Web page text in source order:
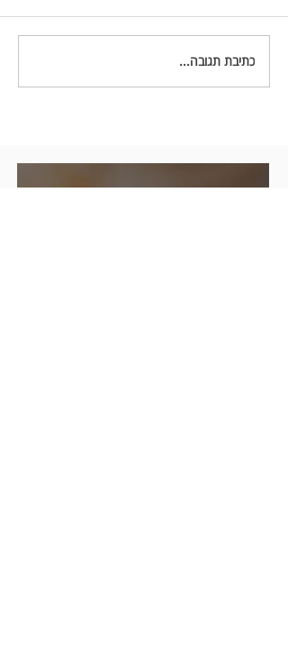
ראיון עם גיל מלצר מייסד
ומנכ"ל עמותת 'אגודת הלב
כתיבת תגובה...